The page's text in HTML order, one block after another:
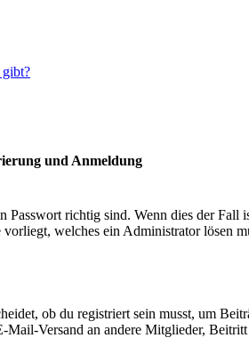
und Anmeldung
richtig sind. Wenn dies der
welches ein Administrator lösen
ob du registriert sein musst, um
Versand an andere Mitglieder,